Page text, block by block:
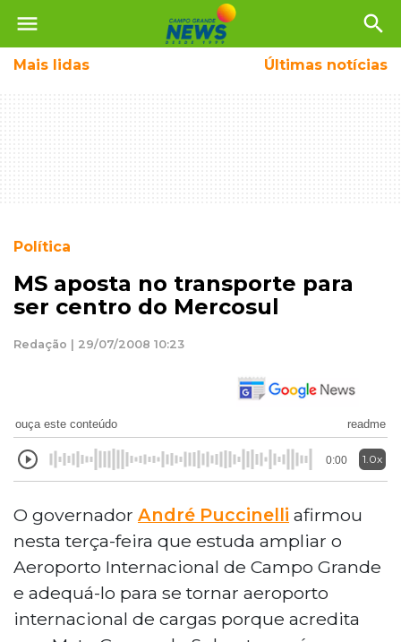
menu search
Mais lidas Últimas notícias
Política
MS aposta no transporte para
ser centro do Mercosul
Redação | 29/07/2008 10:23
ouça este conteúdo readme
0:00 1.0x
O governador André Puccinelli afirmou
nesta terça-feira que estuda ampliar o
Aeroporto Internacional de Campo Grande
e adequá-lo para se tornar aeroporto
internacional de cargas porque acredita